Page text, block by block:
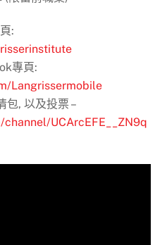
:
專頁:
Langrissermobile
包, 以及投票 –
UCArcEFE__ZN9q